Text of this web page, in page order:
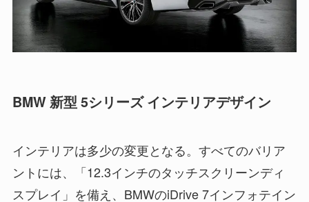
BMW 新型 5シリーズ インテリアデザイン
インテリアは多少の変更となる。すべてのバリア
ントには、「12.3インチのタッチスクリーンディ
スプレイ」を備え、BMWのiDrive 7インフォテイン